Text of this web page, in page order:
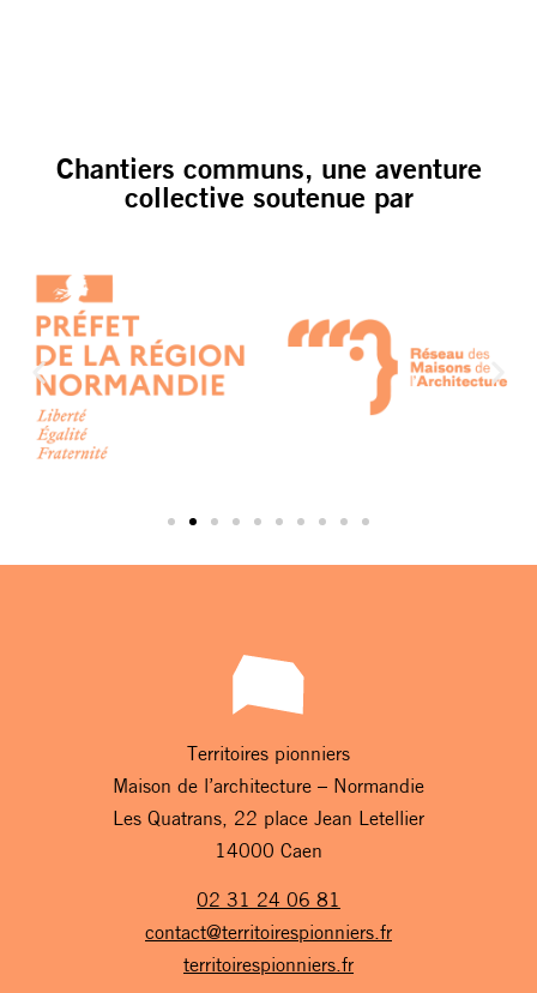
Chantiers communs, une aventure
collective soutenue par
Territoires pionniers
Maison de l’architecture – Normandie
Les Quatrans, 22 place Jean Letellier
14000 Caen
02 31 24 06 81
contact@territoirespionniers.fr
territoirespionniers.fr